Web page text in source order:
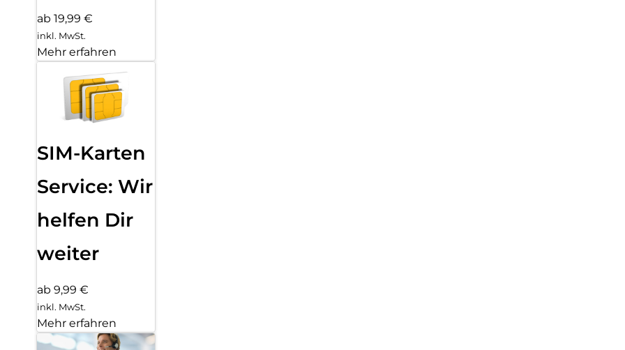
ab 19,99 €
inkl. MwSt.
Mehr erfahren
SIM-Karten
Service: Wir
helfen Dir
weiter
ab 9,99 €
inkl. MwSt.
Mehr erfahren